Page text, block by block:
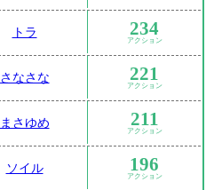
トラ 234
アクション
さなさな 221
アクション
まさゆめ 211
アクション
ソイル 196
アクション